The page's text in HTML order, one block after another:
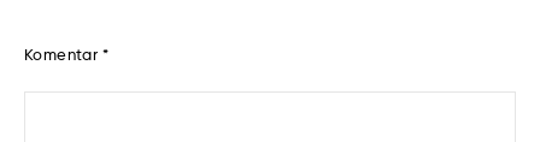
Komentar *